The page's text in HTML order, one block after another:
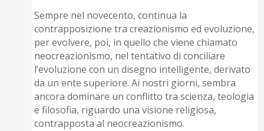
Sempre nel novecento, continua la
contrapposizione tra creazionismo ed evoluzione,
per evolvere, poi, in quello che viene chiamato
neocreazionismo, nel tentativo di conciliare
l’evoluzione con un disegno intelligente, derivato
da un ente superiore. Ai nostri giorni, sembra
ancora dominare un conflitto tra scienza, teologia
e filosofia, riguardo una visione religiosa,
contrapposta al neocreazionismo.